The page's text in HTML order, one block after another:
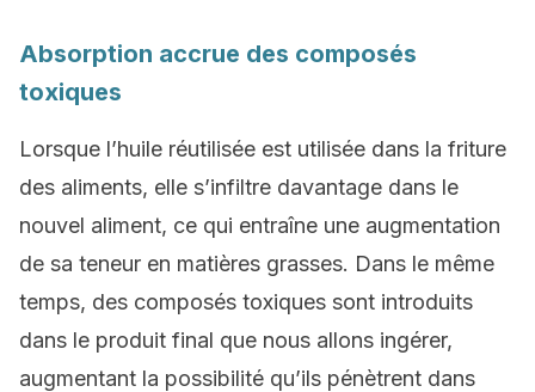
Absorption accrue des composés
toxiques
Lorsque l’huile réutilisée est utilisée dans la friture
des aliments, elle s’infiltre davantage dans le
nouvel aliment, ce qui entraîne une augmentation
de sa teneur en matières grasses. Dans le même
temps, des composés toxiques sont introduits
dans le produit final que nous allons ingérer,
augmentant la possibilité qu’ils pénètrent dans